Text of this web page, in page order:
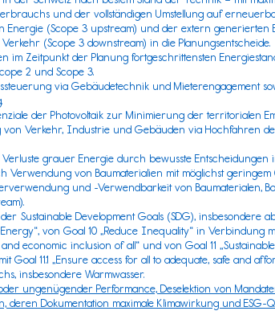
und der vollständigen Umstellung auf
Energie (Scope 3upstream) und der extern generierten
(Scope 3downstream) in die Planungsentscheide.
im Zeitpunkt der Planung fortgeschrittensten
2 und Scope 3.
via Gebäudetechnik und Mieterengagement
der Photovoltaik zur Minimierung der territorialen
von Verkehr, Industrie und Gebäuden via Hochfahren
grauer Energie durch bewusste Entscheidungen
Verwendung von Baumaterialien mit möglichst geringem
und -Verwendbarkeit von Baumaterialen,
Sustainable Development Goals (SDG), insbesondere
von Goal 10 „Reduce Inequality“ in Verbindung
economic inclusion of all“ und von Goal 11
Goal 11.1 „Ensure access for all to adequate, safe and
insbesondere Warmwasser.
ungenügender Performance, Deselektion von
deren Dokumentation maximale Klimawirkung und ESG-